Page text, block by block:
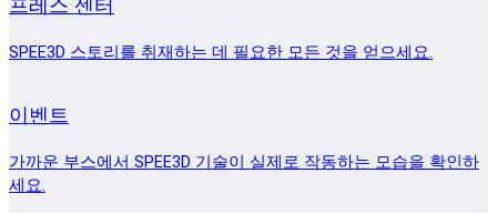
프레스 센터
SPEE3D 스토리를 취재하는 데 필요한 모든 것을 얻으세요.
이벤트
가까운 부스에서 SPEE3D 기술이 실제로 작동하는 모습을 확인하
세요.